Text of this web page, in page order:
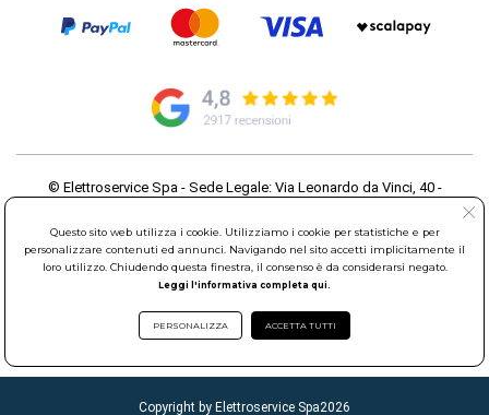
© Elettroservice Spa - Sede Legale: Via Leonardo da Vinci, 40 -
Partita Iva: 01586761007 - Codice Fiscale: 06634500588 Capitale
Sociale 1.600.000,00 Euro i.v. Iscritto al Registro delle Imprese di
Roma REA: RM-535144
Sede Operativa: Via Leonardo da Vinci, 40 - 00015 Monterotondo
Scalo (RM) - Telefono:06.90095358
Copyright by Elettroservice Spa2026
Questo sito web utilizza i cookie. Utilizziamo i cookie per statistiche e per
personalizzare contenuti ed annunci. Navigando nel sito accetti implicitamente il
loro utilizzo. Chiudendo questa finestra, il consenso è da considerarsi negato.
Leggi l'informativa completa qui.
PERSONALIZZA ACCETTA TUTTI